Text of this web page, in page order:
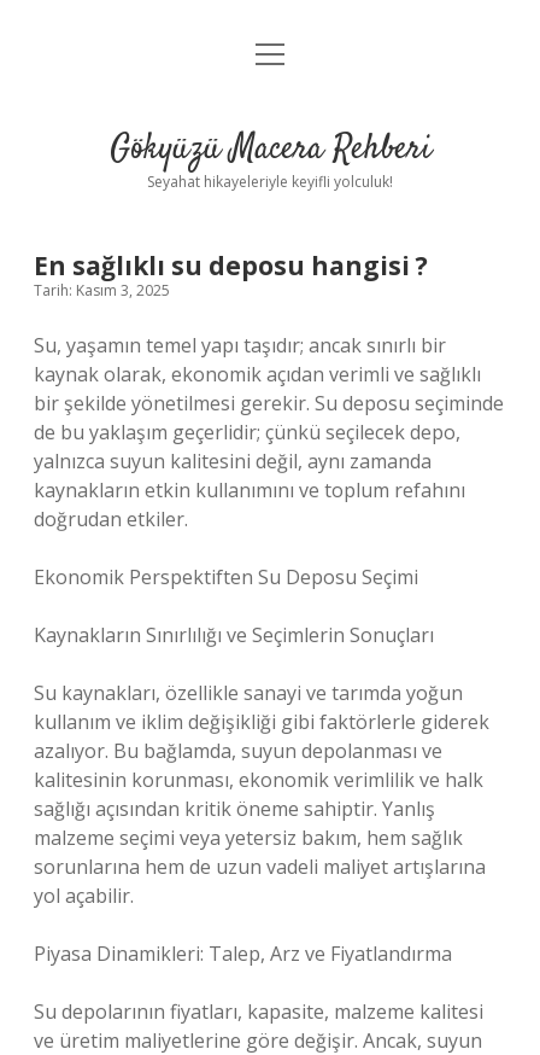
Anasayfa
Yasal Uyarı
menüyü
Gökyüzü Macera Rehberi
Seyahat hikayeleriyle keyifli yolculuk!
En sağlıklı su deposu hangisi ?
Tarih: Kasım 3, 2025
Su, yaşamın temel yapı taşıdır; ancak sınırlı bir
kaynak olarak, ekonomik açıdan verimli ve sağlıklı
bir şekilde yönetilmesi gerekir. Su deposu seçiminde
de bu yaklaşım geçerlidir; çünkü seçilecek depo,
yalnızca suyun kalitesini değil, aynı zamanda
kaynakların etkin kullanımını ve toplum refahını
doğrudan etkiler.
Ekonomik Perspektiften Su Deposu Seçimi
Kaynakların Sınırlılığı ve Seçimlerin Sonuçları
Su kaynakları, özellikle sanayi ve tarımda yoğun
kullanım ve iklim değişikliği gibi faktörlerle giderek
azalıyor. Bu bağlamda, suyun depolanması ve
kalitesinin korunması, ekonomik verimlilik ve halk
sağlığı açısından kritik öneme sahiptir. Yanlış
malzeme seçimi veya yetersiz bakım, hem sağlık
sorunlarına hem de uzun vadeli maliyet artışlarına
yol açabilir.
Piyasa Dinamikleri: Talep, Arz ve Fiyatlandırma
Su depolarının fiyatları, kapasite, malzeme kalitesi
ve üretim maliyetlerine göre değişir. Ancak, suyun